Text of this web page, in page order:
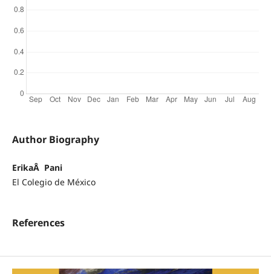
Author Biography
ErikaÂ Pani
El Colegio de México
References